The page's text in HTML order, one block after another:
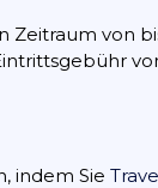
von
indem Sie